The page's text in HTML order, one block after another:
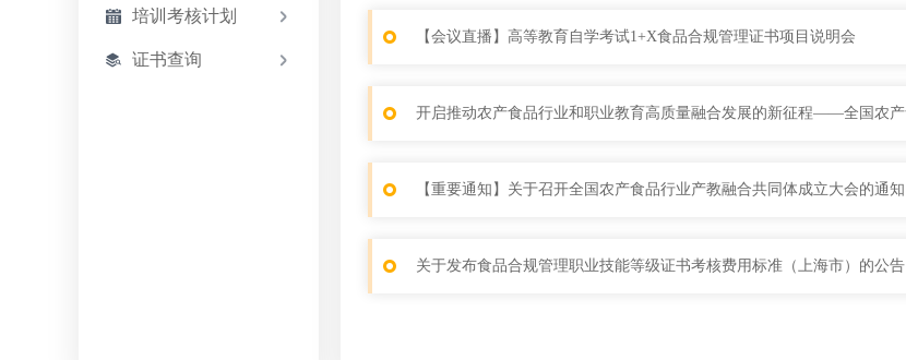
培训考核计划
证书查询
【会议直播】高等教育自学考试1+X食品合规管理证书项目说明会
【重要通知】关于召开全国农产食品行业产教融合共同体成立大会的通知
关于发布食品合规管理职业技能等级证书考核费用标准（上海市）的公告